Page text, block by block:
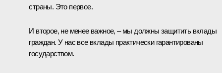
страны. Это первое.
И второе, не менее важное, – мы должны защитить вклады
граждан. У нас все вклады практически гарантированы
государством.